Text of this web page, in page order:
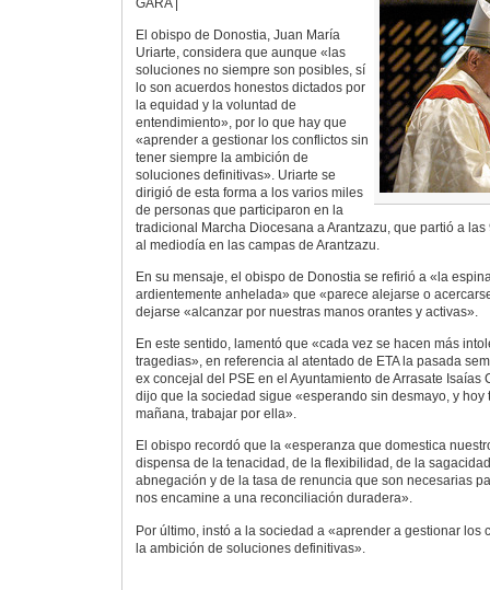
El obispo de Donostia, Juan María
Uriarte, considera que aunque «las
soluciones no siempre son posibles, sí
lo son acuerdos honestos dictados por
la equidad y la voluntad de
entendimiento», por lo que hay que
«aprender a gestionar los conflictos sin
tener siempre la ambición de
soluciones definitivas». Uriarte se
dirigió de esta forma a los varios miles
de personas que participaron en la
tradicional Marcha Diocesana a Arantzazu, que partió a
al mediodía en las campas de Arantzazu.
En su mensaje, el obispo de Donostia se refirió a «la
ardientemente anhelada» que «parece alejarse o
dejarse «alcanzar por nuestras manos orantes y activas».
En este sentido, lamentó que «cada vez se hacen más
tragedias», en referencia al atentado de ETA la pasada
ex concejal del PSE en el Ayuntamiento de Arrasate Isaías
dijo que la sociedad sigue «esperando sin desmayo, y hoy
mañana, trabajar por ella».
El obispo recordó que la «esperanza que domestica
dispensa de la tenacidad, de la flexibilidad, de la
abnegación y de la tasa de renuncia que son necesarias
nos encamine a una reconciliación duradera».
Por último, instó a la sociedad a «aprender a gestionar los
la ambición de soluciones definitivas».